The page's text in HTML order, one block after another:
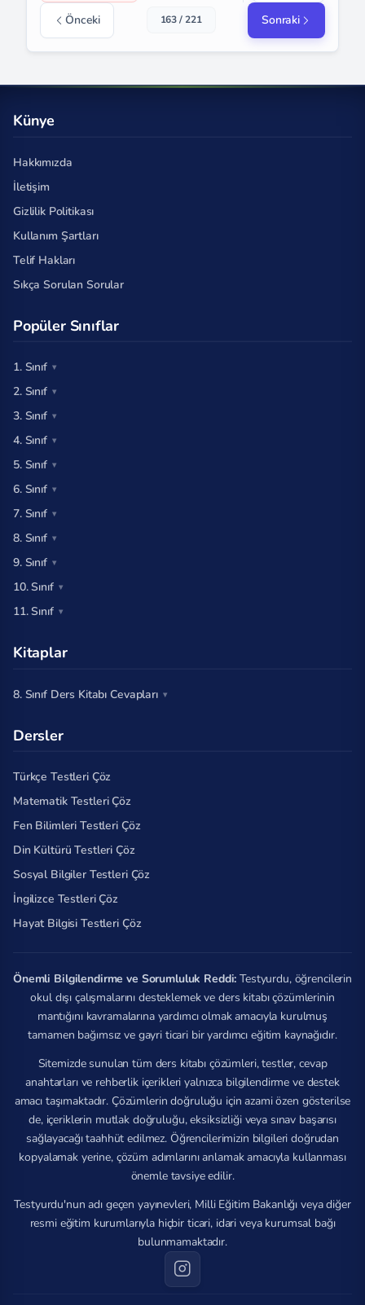
Önceki 163 / 221 Sonraki
Künye
Hakkımızda
İletişim
Gizlilik Politikası
Kullanım Şartları
Telif Hakları
Sıkça Sorulan Sorular
Popüler Sınıflar
1. Sınıf
2. Sınıf
3. Sınıf
4. Sınıf
5. Sınıf
6. Sınıf
7. Sınıf
8. Sınıf
9. Sınıf
10. Sınıf
11. Sınıf
Kitaplar
8. Sınıf Ders Kitabı Cevapları
Dersler
Türkçe Testleri Çöz
Matematik Testleri Çöz
Fen Bilimleri Testleri Çöz
Din Kültürü Testleri Çöz
Sosyal Bilgiler Testleri Çöz
İngilizce Testleri Çöz
Hayat Bilgisi Testleri Çöz
Önemli Bilgilendirme ve Sorumluluk Reddi: Testyurdu, öğrencilerin
okul dışı çalışmalarını desteklemek ve ders kitabı çözümlerinin
mantığını kavramalarına yardımcı olmak amacıyla kurulmuş
tamamen bağımsız ve gayri ticari bir yardımcı eğitim kaynağıdır.
Sitemizde sunulan tüm ders kitabı çözümleri, testler, cevap
anahtarları ve rehberlik içerikleri yalnızca bilgilendirme ve destek
amacı taşımaktadır. Çözümlerin doğruluğu için azami özen gösterilse
de, içeriklerin mutlak doğruluğu, eksiksizliği veya sınav başarısı
sağlayacağı taahhüt edilmez. Öğrencilerimizin bilgileri doğrudan
kopyalamak yerine, çözüm adımlarını anlamak amacıyla kullanması
önemle tavsiye edilir.
Testyurdu'nun adı geçen yayınevleri, Milli Eğitim Bakanlığı veya diğer
resmi eğitim kurumlarıyla hiçbir ticari, idari veya kurumsal bağı
bulunmamaktadır.